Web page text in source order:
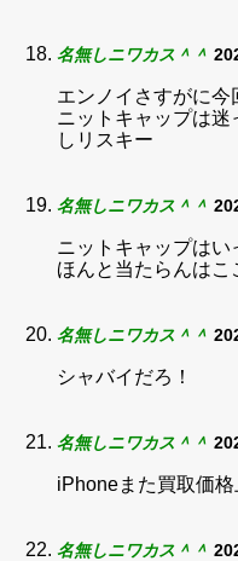
名無しニワカス＾＾
エンノイさすがに
ニットキャップは
しリスキー
名無しニワカス＾＾
ニットキャップはい
ほんと当たらんはこ
名無しニワカス＾＾
シャバイだろ！
名無しニワカス＾＾
iPhoneまた買取価
名無しニワカス＾＾